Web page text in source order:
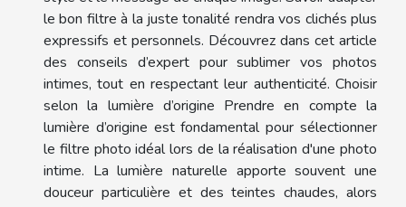
le bon filtre à la juste tonalité rendra vos clichés plus
expressifs et personnels. Découvrez dans cet article
des conseils d’expert pour sublimer vos photos
intimes, tout en respectant leur authenticité. Choisir
selon la lumière d’origine Prendre en compte la
lumière d’origine est fondamental pour sélectionner
le filtre photo idéal lors de la réalisation d'une photo
intime. La lumière naturelle apporte souvent une
douceur particulière et des teintes chaudes, alors